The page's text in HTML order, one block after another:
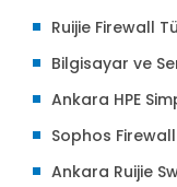
Ruijie Firewall
Bilgisayar ve
Ankara HPE
Sophos Firewall
Ankara Ruijie